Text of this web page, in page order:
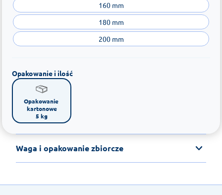
160 mm
180 mm
200 mm
Opakowanie i ilość
Opakowanie
kartonowe
5 kg
Waga i opakowanie zbiorcze